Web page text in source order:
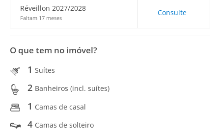
Réveillon 2027/2028
Faltam 17 meses
Consulte
O que tem no imóvel?
1 Suítes
2 Banheiros (incl. suítes)
1 Camas de casal
4 Camas de solteiro